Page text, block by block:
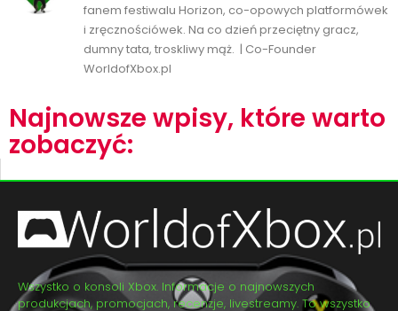
fanem festiwalu Horizon, co-opowych platformówek
i zręcznościówek. Na co dzień przeciętny gracz,
dumny tata, troskliwy mąż. | Co-Founder
WorldofXbox.pl
Najnowsze wpisy, które warto
zobaczyć:
Wszystko o konsoli Xbox. Informacje o najnowszych
produkcjach, promocjach, recenzje, livestreamy. To wszystko